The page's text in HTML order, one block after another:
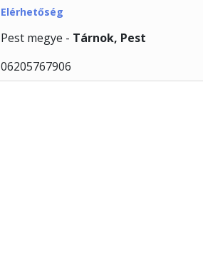
Elérhetőség
Pest megye - Tárnok, Pest
06205767906